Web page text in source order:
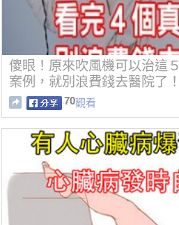
傻眼！原來吹風機可以治這
案例，就別浪費錢去醫院了！
70觀看